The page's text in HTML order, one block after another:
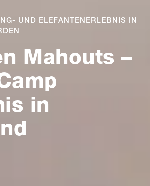
Mahouts –
in
UND ELEFANTENERLEBNIS IN